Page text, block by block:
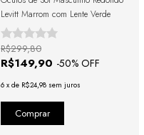
Levitt Marrom com Lente Verde
R$149,90 -50% OFF
R$299,80
6 x de R$24,98 sem juros